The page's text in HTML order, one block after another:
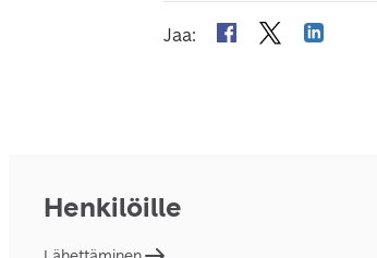
Jaa:
Henkilöille